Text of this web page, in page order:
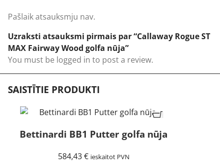
Pašlaik atsauksmju nav.
Uzraksti atsauksmi pirmais par “Callaway Rogue ST
MAX Fairway Wood golfa nūja”
You must be logged in to post a review.
SAISTĪTIE PRODUKTI
Bettinardi BB1 Putter golfa nūja
584,43€ ieskaitot PVN